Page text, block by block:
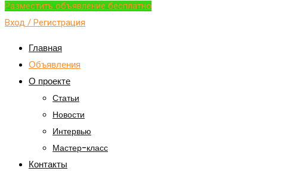
Разместить объявление бесплатно
Вход / Регистрация
Главная
Объявления
О проекте
Статьи
Новости
Интервью
Мастер-класс
Контакты